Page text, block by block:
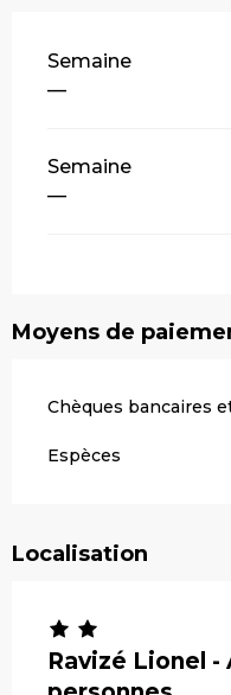
Tarifs 2026
Semaine
—
Semaine
—
Moyens de
Chèques bancaires
Espèces
Localisation
Ravizé Lionel